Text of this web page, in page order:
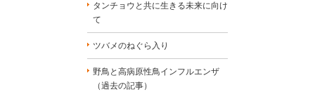
タンチョウと共に生きる未来に向け
て
ツバメのねぐら入り
野鳥と高病原性鳥インフルエンザ
（過去の記事）